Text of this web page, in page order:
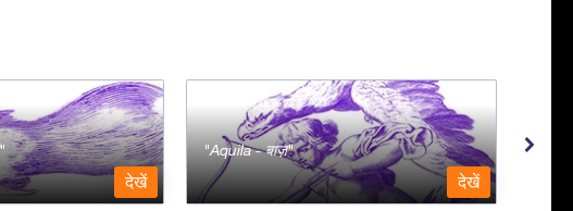
देखें
Aquila - बाज़
देखें